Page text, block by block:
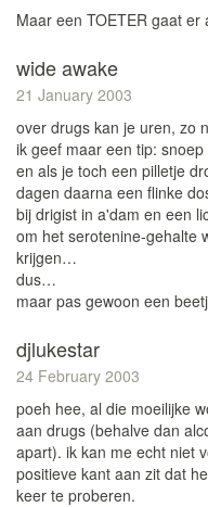
Maar een TOETER gaat
wide awake
21 January 2003
over drugs kan je uren, zo
ik geef maar een tip:
en als je toch een pilletje
dagen daarna een flinke
bij drigist in a'dam en een
om het serotenine-gehalte
krijgen…
dus…
maar pas gewoon een
djlukestar
24 February 2003
poeh hee, al die moeilijke
aan drugs (behalve dan
apart). ik kan me echt niet
positieve kant aan zit dat
keer te proberen.